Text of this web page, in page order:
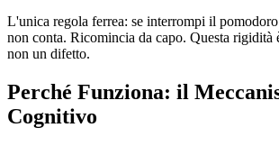
L'unica regola ferrea: se interrompi il
non conta. Ricomincia da capo. Questa rigidità
non un difetto.
Perché Funziona: il
Cognitivo